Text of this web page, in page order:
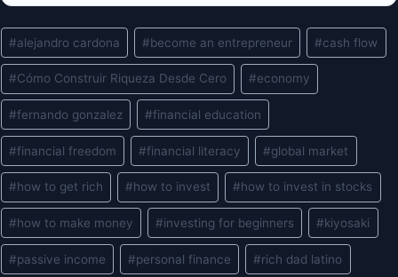
Post
Tags:
#alejandro cardona #become an entrepreneur #cash flow
#Cómo Construir Riqueza Desde Cero #economy
#fernando gonzalez #financial education
#financial freedom #financial literacy #global market
#how to get rich #how to invest #how to invest in stocks
#how to make money #investing for beginners #kiyosaki
#passive income #personal finance #rich dad latino